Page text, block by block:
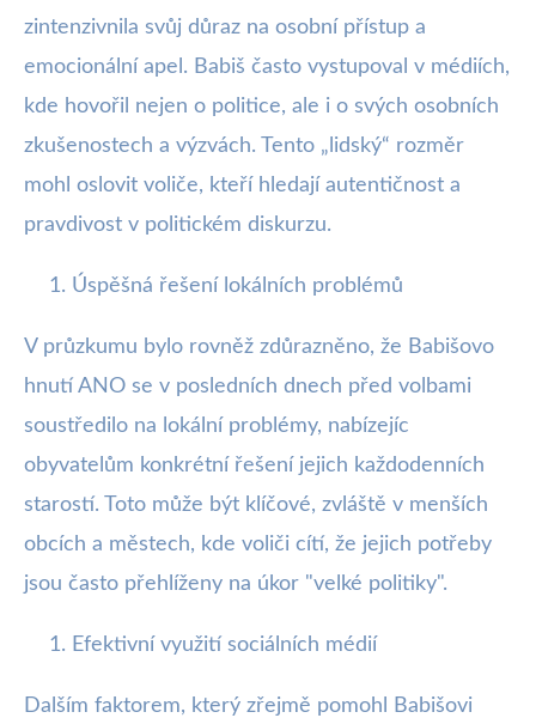
zintenzivnila svůj důraz na osobní přístup a
emocionální apel. Babiš často vystupoval v médiích,
kde hovořil nejen o politice, ale i o svých osobních
zkušenostech a výzvách. Tento „lidský“ rozměr
mohl oslovit voliče, kteří hledají autentičnost a
pravdivost v politickém diskurzu.
Úspěšná řešení lokálních problémů
V průzkumu bylo rovněž zdůrazněno, že Babišovo
hnutí ANO se v posledních dnech před volbami
soustředilo na lokální problémy, nabízejíc
obyvatelům konkrétní řešení jejich každodenních
starostí. Toto může být klíčové, zvláště v menších
obcích a městech, kde voliči cítí, že jejich potřeby
jsou často přehlíženy na úkor "velké politiky".
Efektivní využití sociálních médií
Dalším faktorem, který zřejmě pomohl Babišovi